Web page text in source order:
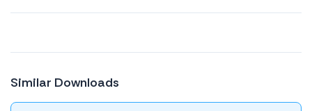
Similar Downloads